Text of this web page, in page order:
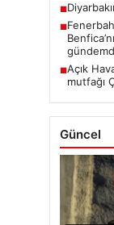
■
■
■Açık
mutfağı
Güncel